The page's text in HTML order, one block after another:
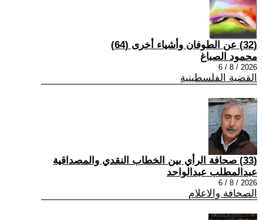
(32) عن الطوفان وأشياء أخرى (64)
محمود الصباغ
2026 / 8 / 6
القضية الفلسطينية
(33) صحافة الرأي بين الخطاب النقدي والمصداقية
عبدالمطلب عبدالواحد
2026 / 8 / 6
الصحافة والاعلام